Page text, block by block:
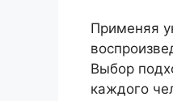
Применяя
Выбор
каждого